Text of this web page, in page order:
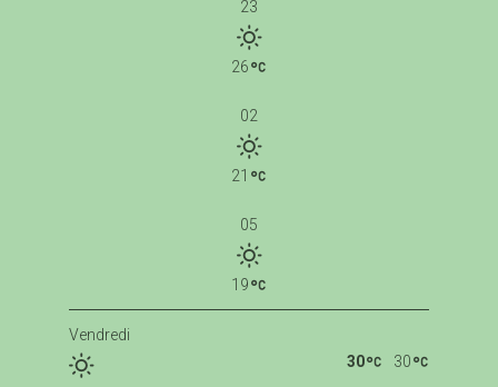
23
26
02
21
05
19
Vendredi
30
30